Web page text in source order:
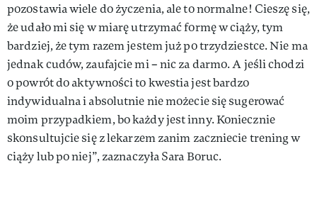
pozostawia wiele do życzenia, ale to normalne! Cieszę się,
że udało mi się w miarę utrzymać formę w ciąży, tym
bardziej, że tym razem jestem już po trzydziestce. Nie ma
jednak cudów, zaufajcie mi – nic za darmo. A jeśli chodzi
o powrót do aktywności to kwestia jest bardzo
indywidualna i absolutnie nie możecie się sugerować
moim przypadkiem, bo każdy jest inny. Koniecznie
skonsultujcie się z lekarzem zanim zaczniecie trening w
ciąży lub po niej”, zaznaczyła Sara Boruc.